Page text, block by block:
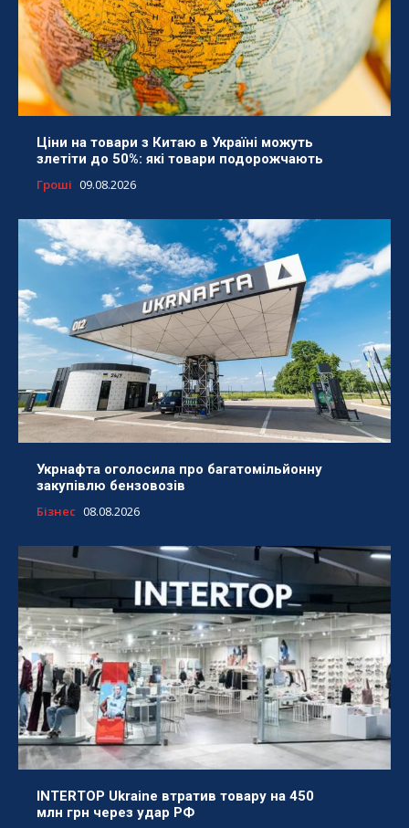
Ціни на товари з Китаю в Україні можуть
злетіти до 50%: які товари подорожчають
Гроші 09.08.2026
Укрнафта оголосила про багатомільйонну
закупівлю бензовозів
Бізнес 08.08.2026
INTERTOP Ukraine втратив товару на 450
млн грн через удар РФ